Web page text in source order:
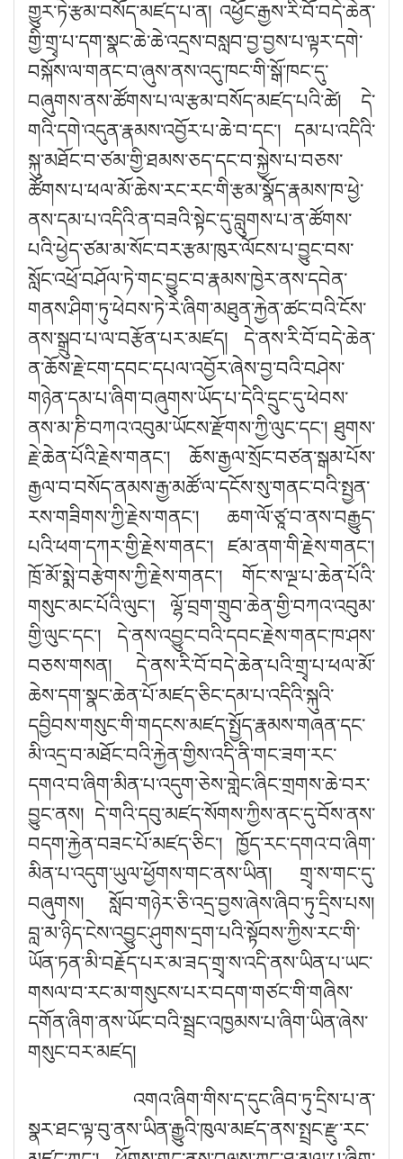
གྱུར་ཏེ་རྩམ་བསོད་མཛད་པ་ན། འཕྱོང་རྒྱས་རི་བོ་བདེ་ཆེན་
གྱི་གྲྭ་པ་དག་སྣང་ཆེ་ཆེ་འདྲས་བསླབ་བྱ་བྱས་པ་ལྟར་དགེ་
བསྐོས་ལ་གནང་བ་ཞུས་ནས་འདུ་ཁང་གི་སྒོ་ཁང་དུ་
བཞུགས་ནས་ཚོགས་པ་ལ་རྩམ་བསོད་མཛད་པའི་ཚེ། དེ་
གའི་དགེ་འདུན་རྣམས་འབྱོར་པ་ཆེ་བ་དང༌། དམ་པ་འདིའི་
སྐུ་མཐོང་བ་ཙམ་གྱི་ཐམས་ཅད་དང་བ་སྐྱེས་པ་བཅས་
ཚོགས་པ་ཕལ་མོ་ཆེས་རང་རང་གི་རྩམ་སྣོད་རྣམས་ཁ་ཕྱེ་
ནས་དམ་པ་འདིའི་ན་བཟའི་སྟེང་དུ་བླུགས་པ་ན་ཚོགས་
པའི་ཕྱེད་ཙམ་མ་སོང་བར་རྩམ་ཁུར་ལོངས་པ་བྱུང་བས་
སློང་འཕྲོ་བཤོལ་ཏེ་གང་བྱུང་བ་རྣམས་ཁྱེར་ནས་དབེན་
གནས་ཤིག་ཏུ་ཕེབས་ཏེ་རེ་ཞིག་མཐུན་རྐྱེན་ཚང་བའི་ངོས་
ནས་སྒྲུབ་པ་ལ་བརྩོན་པར་མཛད། དེ་ནས་རི་བོ་བདེ་ཆེན་
ན་ཆོས་རྗེ་ངག་དབང་དཔལ་འབྱོར་ཞེས་བྱ་བའི་བཤེས་
གཉེན་དམ་པ་ཞིག་བཞུགས་ཡོད་པ་དེའི་དྲུང་དུ་ཕེབས་
ནས་མ་ཎི་བཀའ་འབུམ་ཡོངས་རྫོགས་ཀྱི་ལུང་དང༌། ཐུགས་
རྗེ་ཆེན་པོའི་རྗེས་གནང༌། ཆོས་རྒྱལ་སྲོང་བཙན་སྒམ་པོས་
རྒྱལ་བ་བསོད་ནམས་རྒྱ་མཚོ་ལ་དངོས་སུ་གནང་བའི་སྤྱན་
རས་གཟིགས་ཀྱི་རྗེས་གནང༌། ཆག་ལོ་ཙཱ་བ་ནས་བརྒྱུད་
པའི་ཕག་དཀར་གྱི་རྗེས་གནང༌། ཛམ་ནག་གི་རྗེས་གནང༌།
ཁྲོ་མོ་སྨེ་བརྩེགས་ཀྱི་རྗེས་གནང༌། གོང་ས་ལྔ་པ་ཆེན་པོའི་
གསུང་མང་པོའི་ལུང༌། ལྷོ་བྲག་གྲུབ་ཆེན་གྱི་བཀའ་འབུམ་
གྱི་ལུང་དང༌། དེ་ནས་འབྱུང་བའི་དབང་རྗེས་གནང་ཁ་ཤས་
བཅས་གསན། དེ་ནས་རི་བོ་བདེ་ཆེན་པའི་གྲྭ་པ་ཕལ་མོ་
ཆེས་དག་སྣང་ཆེན་པོ་མཛད་ཅིང་དམ་པ་འདིའི་སྐུའི་
དབྱིབས་གསུང་གི་གདངས་མཛད་སྤྱོད་རྣམས་གཞན་དང་
མི་འདྲ་བ་མཐོང་བའི་རྐྱེན་གྱིས་འདི་ནི་གང་ཟག་རང་
དགའ་བ་ཞིག་མིན་པ་འདུག་ཅེས་གླེང་ཞིང་གྲགས་ཆེ་བར་
བྱུང་ནས། དེ་གའི་དབུ་མཛད་སོགས་ཀྱིས་ནང་དུ་བོས་ནས་
བདག་རྐྱེན་བཟང་པོ་མཛད་ཅིང༌། ཁྱོད་རང་དགའ་བ་ཞིག་
མིན་པ་འདུག་ཡུལ་ཕྱོགས་གང་ནས་ཡིན། གྲྭ་ས་གང་དུ་
བཞུགས། སློབ་གཉེར་ཅི་འདྲ་བྱས་ཞེས་ཞིབ་ཏུ་དྲིས་པས།
བླ་མ་ཉིད་ངེས་འབྱུང་ཤུགས་དྲག་པའི་སྟོབས་ཀྱིས་རང་གི་
ཡོན་ཏན་མི་བརྗོད་པར་མ་ཟད་གྲྭ་ས་འདི་ནས་ཡིན་པ་ཡང་
གསལ་བ་རང་མ་གསུངས་པར་བདག་གཙང་གི་གཞིས་
དགོན་ཞིག་ནས་ཡོང་བའི་སྦྲང་འཁྱམས་པ་ཞིག་ཡིན་ཞེས་
གསུང་བར་མཛད།
འགའ་ཞིག་གིས་ད་དུང་ཞིབ་ཏུ་དྲིས་པ་ན་
སྣར་ཐང་ལྟ་བུ་ནས་ཡིན་རྒྱུའི་ཁུལ་མཛད་ནས་སྤྲང་རྫུ་རང་